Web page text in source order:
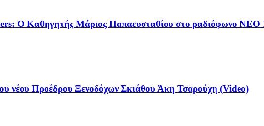
Ο Καθηγητής Μάριος Παπαευσταθίου στο ραδιόφωνο NEO
Προέδρου Ξενοδόχων Σκιάθου Άκη Τσαρούχη (Video)